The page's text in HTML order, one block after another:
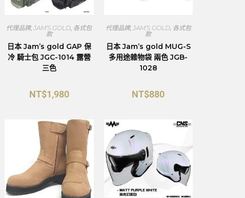
代理品牌,JAM’S GOLD, 各式包
款
日本 Jam’s gold GAP 保
冷 騎士包 JGC-1014 露營
三色
NT$1,980
代理品牌, JAM’S GOLD, 各式包
款
日本 Jam’s gold MUG-S
多用途雜物袋 兩色 JGB-
1028
NT$880